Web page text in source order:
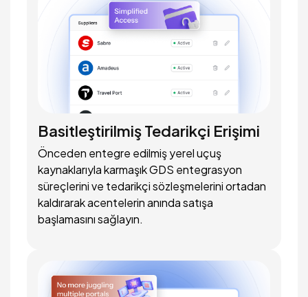
Basitleştirilmiş Tedarikçi Erişimi
Önceden entegre edilmiş yerel uçuş
kaynaklarıyla karmaşık GDS entegrasyon
süreçlerini ve tedarikçi sözleşmelerini ortadan
kaldırarak acentelerin anında satışa
başlamasını sağlayın.